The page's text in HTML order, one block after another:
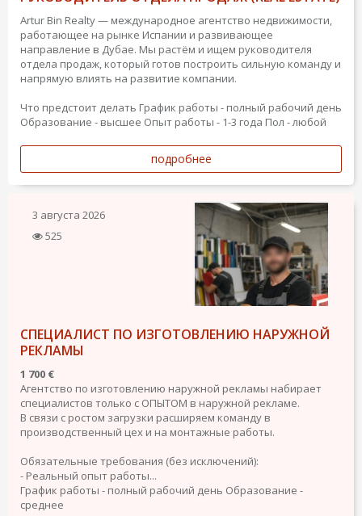
Artur Bin Realty — международное агентство недвижимости,
работающее на рынке Испании и развивающее
направление в Дубае. Мы растём и ищем руководителя
отдела продаж, который готов построить сильную команду и
напрямую влиять на развитие компании.
Что предстоит делать График работы - полный рабочий день
Образование - высшее Опыт работы - 1-3 года Пол - любой
подробнее
3 августа 2026
525
СПЕЦИАЛИСТ ПО ИЗГОТОВЛЕНИЮ НАРУЖНОЙ
РЕКЛАМЫ
1 700 €
Агентство по изготовлению наружной рекламы набирает
специалистов только с ОПЫТОМ в наружной рекламе.
В связи с ростом загрузки расширяем команду в
производственный цех и на монтажные работы.
Обязательные требования (без исключений):
- Реальный опыт работы...
График работы - полный рабочий день Образование -
среднее